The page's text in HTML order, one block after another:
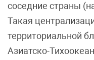
соседние страны
Такая
территориальной
Азиатско-